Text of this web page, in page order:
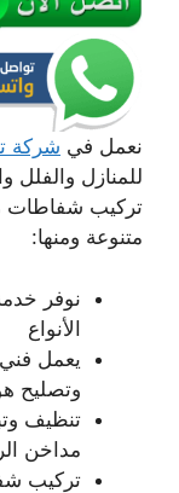
نعمل في شركة
للمنازل
تركيب شفاطات
متنوعة ومنها:
نوفر
الأنواع
يعمل
وتصليح
تنظيف
مداخن
تركيب